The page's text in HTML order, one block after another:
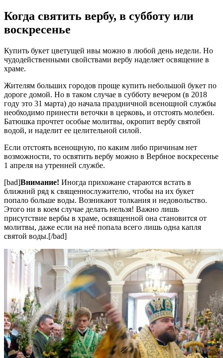
Когда святить вербу, в субботу или
воскресенье
Купить букет цветущей ивы можно в любой день недели. Но
чудодейственными свойствами вербу наделяет освящение в
храме.
Жителям больших городов проще купить небольшой букет по
дороге домой. Но в таком случае в субботу вечером (в 2018
году это 31 марта) до начала праздничной всенощной службы
необходимо принести веточки в церковь, и отстоять молебен.
Батюшка прочтет особые молитвы, окропит вербу святой
водой, и наделит ее целительной силой.
Если отстоять всенощную, по каким либо причинам нет
возможности, то освятить вербу можно в Вербное воскресенье
1 апреля на утренней службе.
[bad]Внимание! Иногда прихожане стараются встать в
ближний ряд к священнослужителю, чтобы на их букет
попало больше воды. Возникают толкания и недовольство.
Этого ни в коем случае делать нельзя! Важно лишь
присутствие вербы в храме, освященной она становится от
молитвы, даже если на неё попала всего лишь одна капля
святой воды.[/bad]